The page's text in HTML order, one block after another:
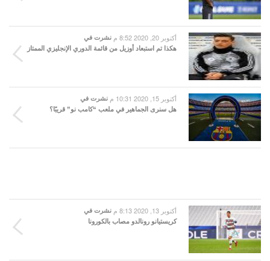
نشرت في أكتوبر 20, 2020 8:52 م
هكذا تم استبعاد أوزيل من قائمة الدوري الإنجليزي الممتاز
نشرت في أكتوبر 15, 2020 10:31 م
هل سنرى الجماهير في ملعب “كامب نو” قريبًا؟
نشرت في أكتوبر 13, 2020 8:13 م
كريستيانو رونالدو مصاب بالكورونا